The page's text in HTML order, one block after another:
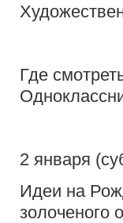
Где
2 января
Идеи на
золоченого